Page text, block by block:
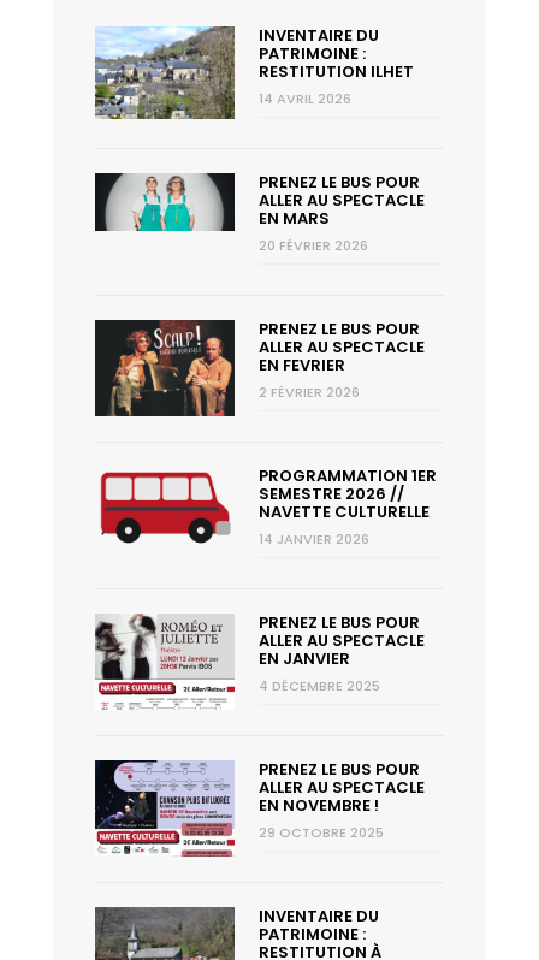
INVENTAIRE DU
PATRIMOINE :
RESTITUTION ILHET
14 AVRIL 2026
PRENEZ LE BUS POUR
ALLER AU SPECTACLE
EN MARS
20 FÉVRIER 2026
PRENEZ LE BUS POUR
ALLER AU SPECTACLE
EN FEVRIER
2 FÉVRIER 2026
PROGRAMMATION 1ER
SEMESTRE 2026 //
NAVETTE CULTURELLE
14 JANVIER 2026
PRENEZ LE BUS POUR
ALLER AU SPECTACLE
EN JANVIER
4 DÉCEMBRE 2025
PRENEZ LE BUS POUR
ALLER AU SPECTACLE
EN NOVEMBRE !
29 OCTOBRE 2025
INVENTAIRE DU
PATRIMOINE :
RESTITUTION À